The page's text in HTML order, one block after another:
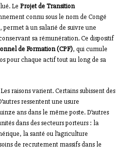
Le Projet de Transition
connu sous le nom de Congé
à un salarié de suivre une
sa rémunération. Ce dispositif
de Formation (CPF), qui cumule
pour chaque actif tout au long de sa
raisons varient. Certains subissent des
ressentent une usure
ans dans le même poste. D’autres
dans des secteurs porteurs : la
la santé ou l’agriculture
de recrutement massifs dans le